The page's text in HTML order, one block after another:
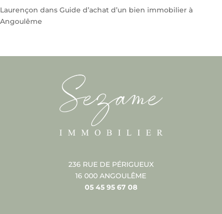
Laurençon dans Guide d’achat d’un bien immobilier à
Angoulême
236 RUE DE PÉRIGUEUX
16 000 ANGOULÊME
05 45 95 67 08